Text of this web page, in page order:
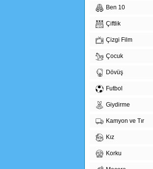
Ben 10
Çiftlik
Çizgi Film
Çocuk
Dövüş
Futbol
Giydirme
Kamyon ve Tır
Kız
Korku